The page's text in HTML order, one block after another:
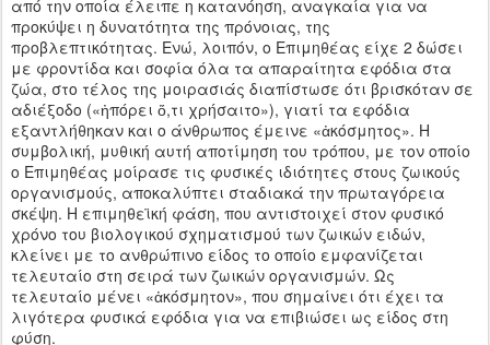
από την οποία έλειπε η κατανόηση, αναγκαία για να
προκύψει η δυνατότητα της πρόνοιας, της
προβλεπτικότητας. Ενώ, λοιπόν, ο Επιμηθέας είχε 2 δώσει
με φροντίδα και σοφία όλα τα απαραίτητα εφόδια στα
ζώα, στο τέλος της μοιρασιάς διαπίστωσε ότι βρισκόταν σε
αδιέξοδο («ἠπόρει ὅ,τι χρήσαιτο»), γιατί τα εφόδια
εξαντλήθηκαν και ο άνθρωπος έμεινε «ἀκόσμητος». Η
συμβολική, μυθική αυτή αποτίμηση του τρόπου, με τον οποίο
ο Επιμηθέας μοίρασε τις φυσικές ιδιότητες στους ζωικούς
οργανισμούς, αποκαλύπτει σταδιακά την πρωταγόρεια
σκέψη. Η επιμηθεϊκή φάση, που αντιστοιχεί στον φυσικό
χρόνο του βιολογικού σχηματισμού των ζωικών ειδών,
κλείνει με το ανθρώπινο είδος το οποίο εμφανίζεται
τελευταίο στη σειρά των ζωικών οργανισμών. Ως
τελευταίο μένει «ἀκόσμητον», που σημαίνει ότι έχει τα
λιγότερα φυσικά εφόδια για να επιβιώσει ως είδος στη
φύση.